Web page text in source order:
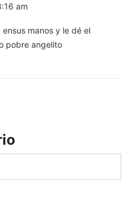
am
ensus manos y le dé el
pobre angelito